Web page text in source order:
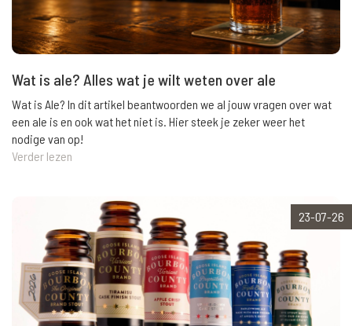
Wat is ale? Alles wat je wilt weten over ale
Wat is Ale? In dit artikel beantwoorden we al jouw vragen over wat
een ale is en ook wat het niet is. Hier steek je zeker weer het
nodige van op!
Verder lezen
23-07-26